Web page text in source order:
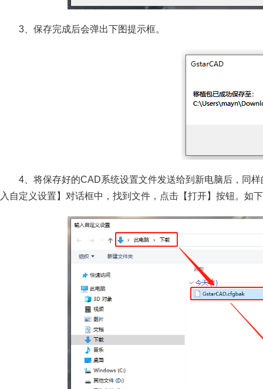
3、保存完成后会弹出下图提示框。
4、将保存好的CAD系统设置文件发送给到新电脑后，同
入自定义设置】对话框中，找到文件，点击【打开】按钮。如